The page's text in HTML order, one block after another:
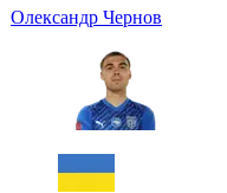
Олександр Чернов